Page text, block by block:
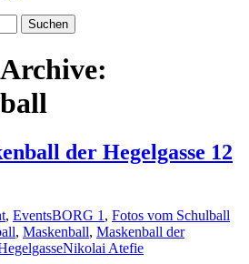
der Hegelgasse 12
, EventsBORG 1 , Fotos vom Schulball
, Maskenball, Maskenball der
Nikolai Atefie